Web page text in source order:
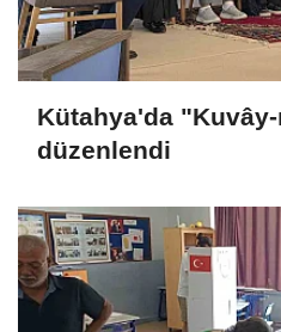
Kütahya'da
düzenlendi